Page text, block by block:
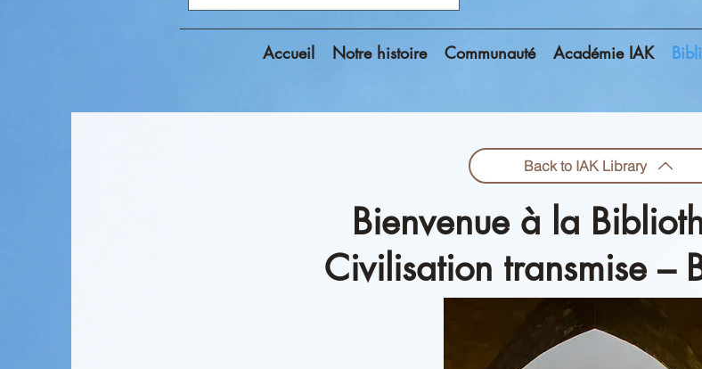
Accueil Notre histoire Communauté Académie IAK
Back to IAK Library
Bienvenue à la
Civilisation transmise –